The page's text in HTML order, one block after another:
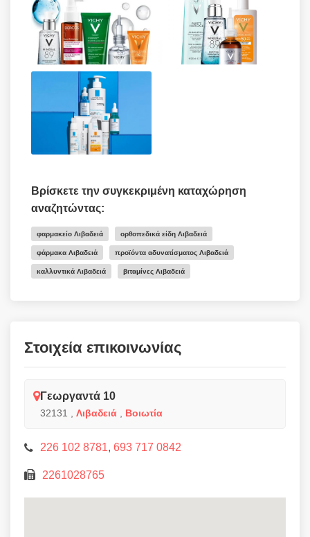
Βρίσκετε την συγκεκριμένη καταχώρηση
αναζητώντας:
φαρμακείο Λιβαδειά ορθοπεδικά είδη Λιβαδειά
φάρμακα Λιβαδειά προϊόντα αδυνατίσματος Λιβαδειά
καλλυντικά Λιβαδειά βιταμίνες Λιβαδειά
Στοιχεία επικοινωνίας
Γεωργαντά 10
32131 Λιβαδειά Βοιωτία
226 102 8781, 693 717 0842
2261028765